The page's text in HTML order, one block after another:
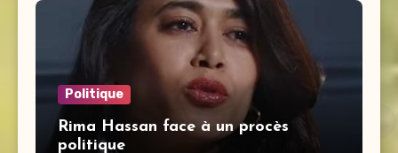
Politique
Rima Hassan face à un procès
politique